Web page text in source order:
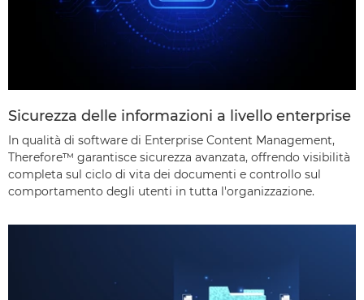
Sicurezza delle informazioni a livello enterprise
In qualità di software di Enterprise Content Management,
Therefore™ garantisce sicurezza avanzata, offrendo visibilità
completa sul ciclo di vita dei documenti e controllo sul
comportamento degli utenti in tutta l'organizzazione.